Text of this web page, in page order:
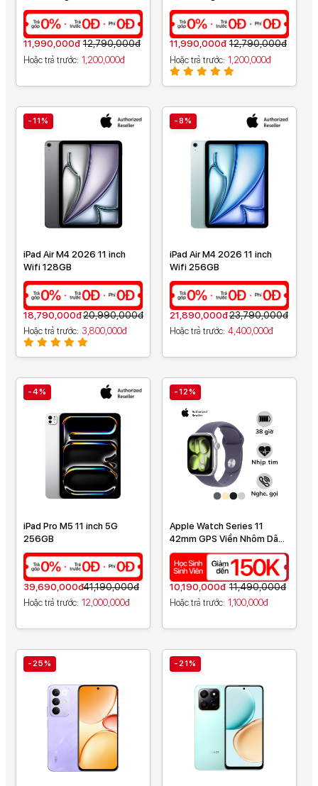
11,990,000đ 12,790,000đ
Hoặc trả trước 1,200,000đ
MD3Y4ZA/A
11,990,000đ 12,790,000đ
Hoặc trả trước 1,200,000đ
-11%
iPad Air M4 2026 11 inch
Wifi 128GB
18,790,000đ20,990,000đ
Hoặc trả trước 3,800,000đ
-8%
iPad Air M4 2026 11 inch
Wifi 256GB
21,890,000đ23,790,000đ
Hoặc trả trước 4,400,000đ
-4%
iPad Pro M5 11 inch 5G
256GB
39,690,000đ41,190,000đ
Hoặc trả trước 12,000,000đ
-12%
Apple Watch Series 11
42mm GPS Viền Nhôm Dây
Cao Su
10,190,000đ 11,490,000đ
Hoặc trả trước 1,100,000đ
-25% -21%